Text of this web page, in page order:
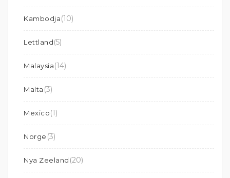
Kambodja(10)
Lettland(5)
Malaysia(14)
Malta (3)
Mexico(1)
Norge (3)
Nya Zeeland (20)